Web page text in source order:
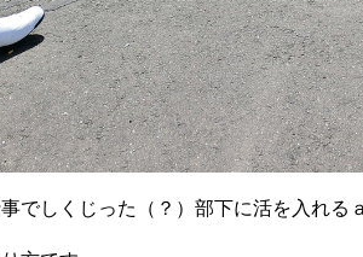
でしくじった（？）部下に活を入れる